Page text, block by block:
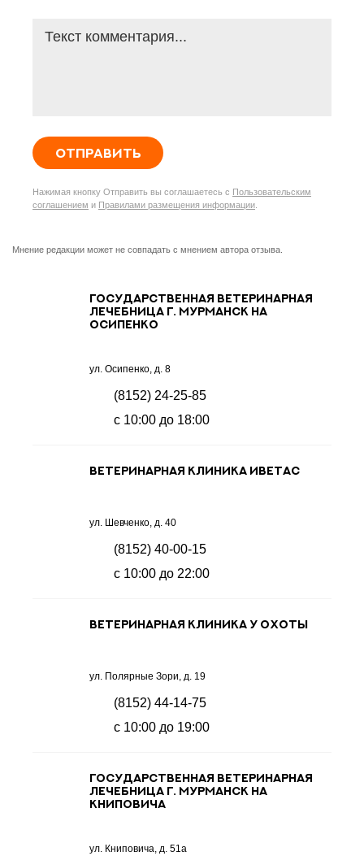
ОТПРАВИТЬ
Нажимая кнопку Отправить вы соглашаетесь с Пользовательским
соглашением и Правилами размещения информации
Мнение редакции может не совпадать с мнением автора отзыва.
Государственная ветеринарная
лечебница г. Мурманск на
Осипенко
ул. Осипенко, д. 8
(8152) 24-25-85
с 10:00 до 18:00
Ветеринарная клиника Иветас
ул. Шевченко, д. 40
(8152) 40-00-15
с 10:00 до 22:00
Ветеринарная клиника У охоты
ул. Полярные Зори, д. 19
(8152) 44-14-75
с 10:00 до 19:00
Государственная ветеринарная
лечебница г. Мурманск на
Книповича
ул. Книповича, д. 51а